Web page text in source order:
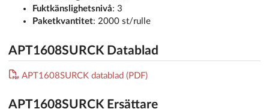
Fuktkänslighetsnivå: 3
Paketkvantitet: 2000 st/rulle
APT1608SURCK Datablad
APT1608SURCK datablad (PDF)
APT1608SURCK Ersättare